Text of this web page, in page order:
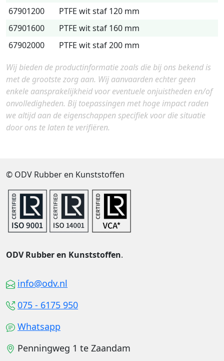
67901200
PTFE wit staf 120 mm
67901600
PTFE wit staf 160 mm
67902000
PTFE wit staf 200 mm
Wij bieden de productinformatie zoals die bij ons bekend is
met de grootste zorg aan. Wij aanvaarden echter geen
enkele aansprakelijkheid voor eventuele onjuistheden en/of
onvolledigheden. Bij toepassingen met hoge impact raden
we altijd aan de eigenschappen specifiek voor die situatie
door ons te laten te verifiëren.
© ODV Rubber en Kunststoffen
ODV Rubber en Kunststoffen.
info@odv.nl
075 - 6175 950
Whatsapp
Penningweg 1 te Zaandam